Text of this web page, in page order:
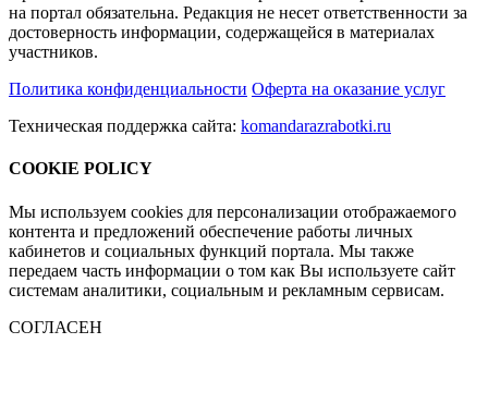
на портал обязательна. Редакция не несет ответственности за
достоверность информации, содержащейся в материалах
участников.
Политика конфиденциальности Оферта на оказание услуг
Техническая поддержка сайта: komandarazrabotki.ru
COOKIE POLICY
Мы используем cookies для персонализации отображаемого
контента и предложений обеспечение работы личных
кабинетов и социальных функций портала. Мы также
передаем часть информации о том как Вы используете сайт
системам аналитики, социальным и рекламным сервисам.
СОГЛАСЕН